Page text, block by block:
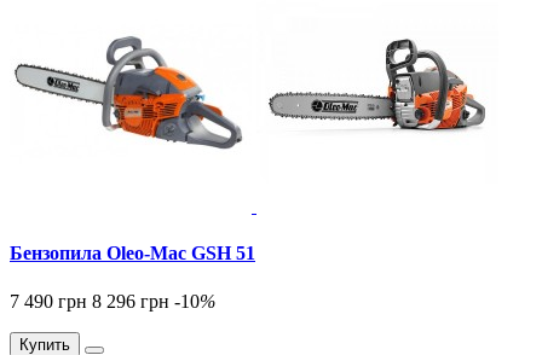
Бензопила Oleo-Mac GSH 51
7 490 грн 8 296 грн -10%
Купить